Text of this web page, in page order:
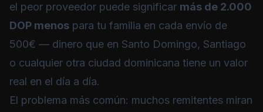
el peor proveedor puede significar más de 2.000
DOP menos para tu familia en cada envío de
500€ — dinero que en Santo Domingo, Santiago
o cualquier otra ciudad dominicana tiene un valor
real en el día a día.
El problema más común: muchos remitentes miran